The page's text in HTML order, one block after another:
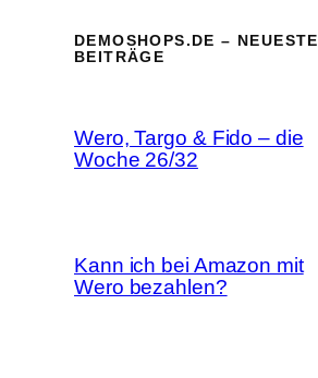
DEMOSHOPS.DE – NEUESTE
BEITRÄGE
Wero, Targo & Fido – die
Woche 26/32
Kann ich bei Amazon mit
Wero bezahlen?